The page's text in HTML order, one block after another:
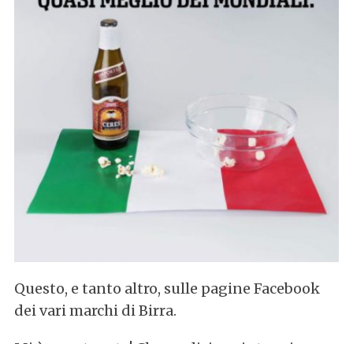
Questo, e tanto altro, sulle pagine Facebook
dei vari marchi di Birra.